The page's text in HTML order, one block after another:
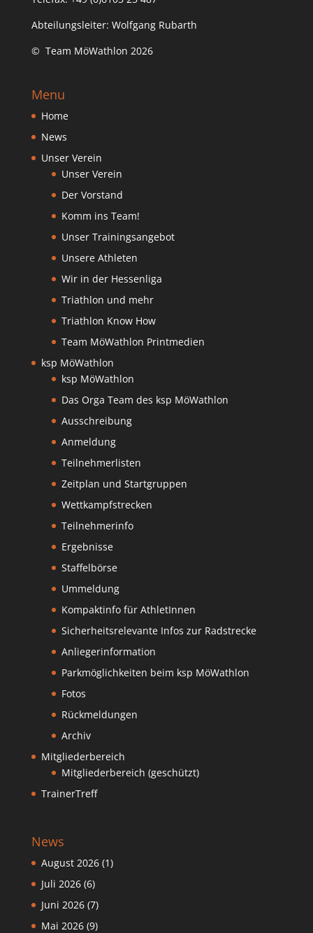
Abteilungsleiter: Wolfgang Rubarth
© Team MöWathlon 2026
Menu
Home
News
Unser Verein
Unser Verein
Der Vorstand
Komm ins Team!
Unser Trainingsangebot
Unsere Athleten
Wir in der Hessenliga
Triathlon und mehr
Triathlon Know How
Team MöWathlon Printmedien
ksp MöWathlon
ksp MöWathlon
Das Orga Team des ksp MöWathlon
Ausschreibung
Anmeldung
Teilnehmerlisten
Zeitplan und Startgruppen
Wettkampfstrecken
Teilnehmerinfo
Ergebnisse
Staffelbörse
Ummeldung
Kompaktinfo für AthletInnen
Sicherheitsrelevante Infos zur Radstrecke
Anliegerinformation
Parkmöglichkeiten beim ksp MöWathlon
Fotos
Rückmeldungen
Archiv
Mitgliederbereich
Mitgliederbereich (geschützt)
TrainerTreff
News
August 2026(1)
Juli 2026(6)
Juni 2026(7)
Mai 2026(9)